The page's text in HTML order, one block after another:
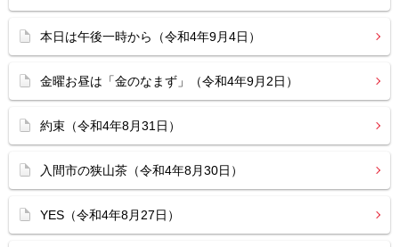
本日は午後一時から（令和4年9月4日）
金曜お昼は「金のなまず」（令和4年9月2日）
約束（令和4年8月31日）
入間市の狭山茶（令和4年8月30日）
YES（令和4年8月27日）